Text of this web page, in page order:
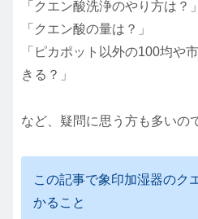
「クエン酸洗浄のやり方は？」
「クエン酸の量は？」
「ピカポット以外の100均や
きる？」
など、疑問に思う方も多いの
この記事で象印加湿器のク
かること